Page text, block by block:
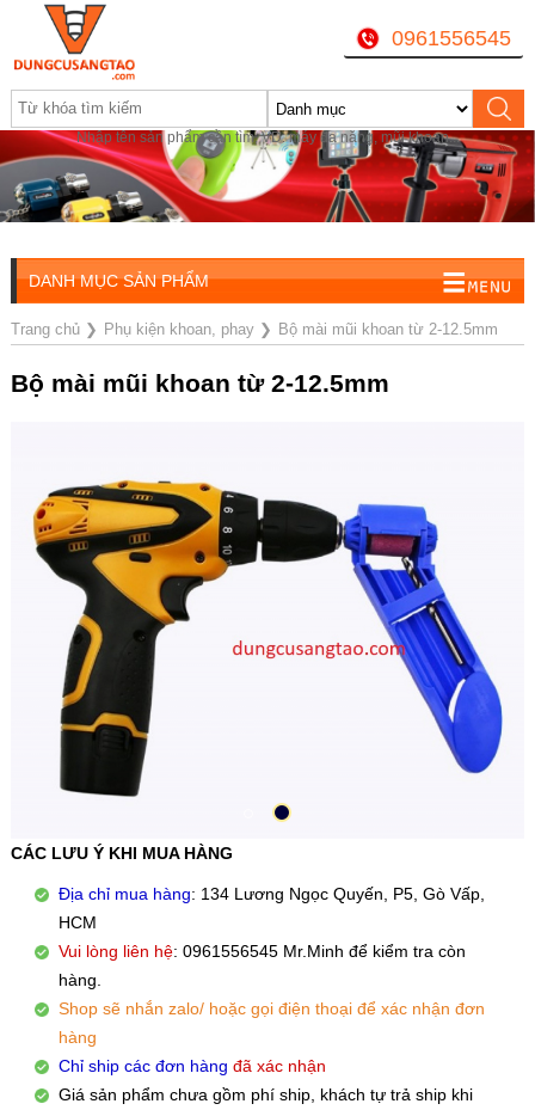
Nhập tên sản phẩm cần tìm, VD: máy đa năng, mũi khoan...
0961556545
18h-20h
DANH MỤC SẢN PHẨM
Trang chủ❯ Phụ kiện khoan, phay❯ Bộ mài mũi khoan từ 2-12.5mm
Bộ mài mũi khoan từ 2-12.5mm
CÁC LƯU Ý KHI MUA HÀNG
Địa chỉ mua hàng: 134 Lương Ngọc Quyến, P5, Gò Vấp,
HCM
Vui lòng liên hệ: 0961556545 Mr.Minh để kiểm tra còn
hàng.
Shop sẽ nhắn zalo/ hoặc gọi điện thoại để xác nhận đơn
hàng
Chỉ ship các đơn hàng đã xác nhận
Giá sản phẩm chưa gồm phí ship, khách tự trả ship khi